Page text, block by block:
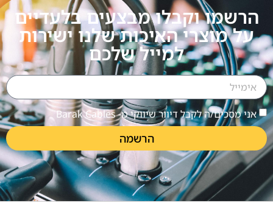
הרשמו וקבלו מבצעים בלעדיים
על מוצרי האיכות שלנו ישירות
למייל שלכם
אני מסכים/ה לקבל דיוור שיווקי מ- Barak Cables
הרשמה